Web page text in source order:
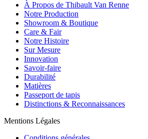
À Propos de Thibault Van Renne
Notre Production
Showroom & Boutique
Care & Fair
Notre Histoire
Sur Mesure
Innovation
Savoir-faire
Durabilité
Matières
Passeport de tapis
Distinctions & Reconnaissances
Mentions Légales